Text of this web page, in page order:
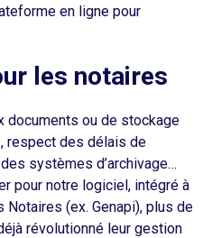
en ligne pour
les notaires
documents ou de stockage
respect des délais de
systèmes d’archivage…
pour notre logiciel, intégré à
(ex. Genapi), plus de
révolutionné leur gestion